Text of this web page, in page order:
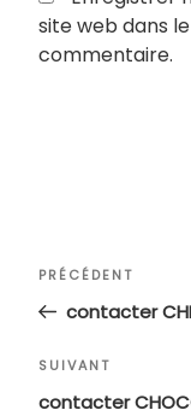
site web dans
commentaire.
Navigation
l’article
Article
précédent
PRÉCÉDENT
contacter
Article
suivant
SUIVANT
contacter